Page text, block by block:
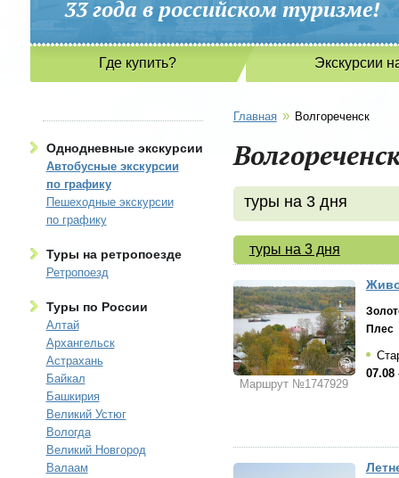
33 года в российском
Где купить? Экскурсии
Однодневные экскурсии
Автобусные экскурсии
по графику
Пешеходные экскурсии
по графику
Туры на ретропоезде
Ретропоезд
Туры по России
Алтай
Архангельск
Астрахань
Байкал
Башкирия
Великий Устюг
Вологда
Великий Новгород
Валаам
Главная » Волгореченск
туры на 3 дня
туры на 3 дня
Маршрут №1747929
Плес
07.08